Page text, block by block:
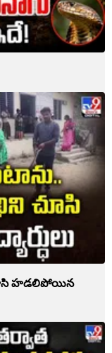
చూసి హడలిపోయిన